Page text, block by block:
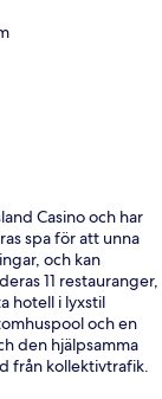
Casino och har
spa för att unna
och kan
11 restauranger,
hotell i lyxstil
och en
den hjälpsamma
från kollektivtrafik.
11 minuter att gå.